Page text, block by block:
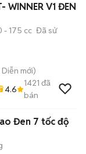
WINNER V1 ĐEN
- 175 cc Đã sử
Diễn mới)
4.6
1421 đã
bán
Đen 7 tốc độ